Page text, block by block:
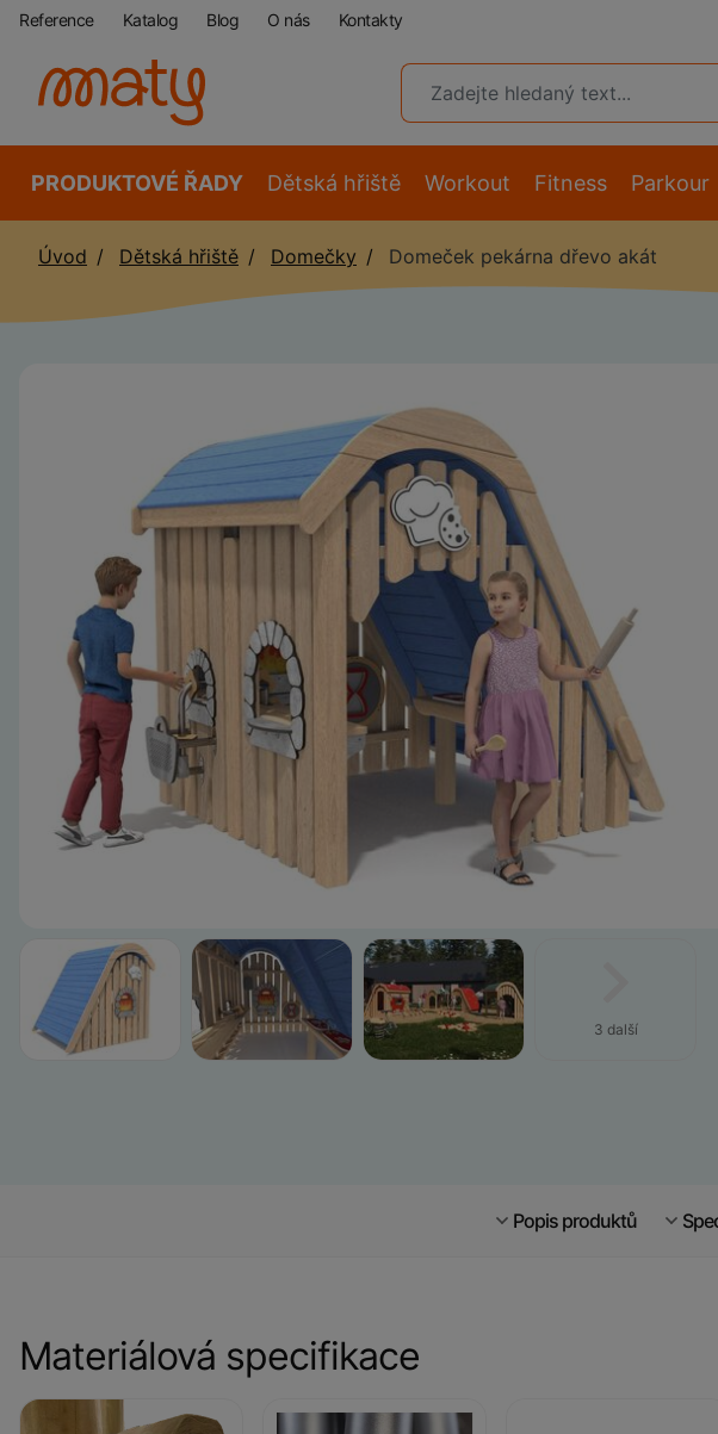
Reference Katalog Blog O nás Kontakty
PRODUKTOVÉ ŘADY Dětská hřiště Workout Fitness Parkour
Úvod Dětská hřiště Domečky Domeček pekárna dřevo akát
3 další
Popis produktů
Materiálová specifikace